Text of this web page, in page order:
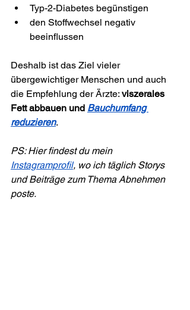
Typ-2-Diabetes begünstigen
den Stoffwechsel negativ
beeinflussen
Deshalb ist das Ziel vieler
übergewichtiger Menschen und auch
die Empfehlung der Ärzte: viszerales
Fett abbauen und Bauchumfang
reduzieren.
PS: Hier findest du mein
Instagramprofil, wo ich täglich Storys
und Beiträge zum Thema Abnehmen
poste.